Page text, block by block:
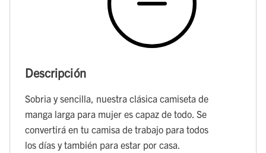
Descripción
Sobria y sencilla, nuestra clásica camiseta de
manga larga para mujer es capaz de todo. Se
convertirá en tu camisa de trabajo para todos
los días y también para estar por casa.